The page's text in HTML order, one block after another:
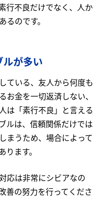
行不良だけでなく、人か
るのです。
が多い
ている、友人から何度も
お金を一切返済しない、
は「素行不良」と言える
ルは、信頼関係だけでは
まうため、場合によって
ます。
応は非常にシビアなの
善の努力を行ってくださ